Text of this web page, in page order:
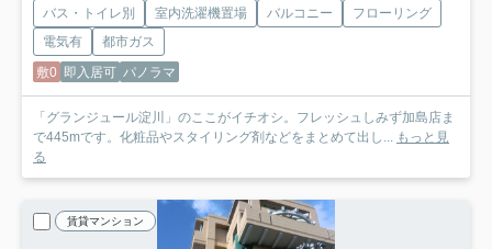
バス・トイレ別 室内洗濯機置場 バルコニー
フローリング
電気有
都市ガス
敷0 即入居可 パノラマ
「グランジュール淀川」のここがイチオシ。フレッシュしみず加島店ま
で445mです。化粧品やスタイリング剤などをまとめて出し... もっと見
る
賃貸マンション